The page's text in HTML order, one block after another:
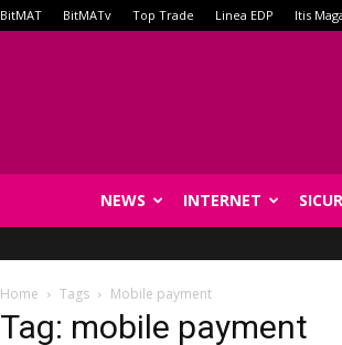
BitMAT BitMATv Top Trade Linea EDP Itis
NEWS INTERNET
Home Tags Mobile payment
Tag: mobile payment